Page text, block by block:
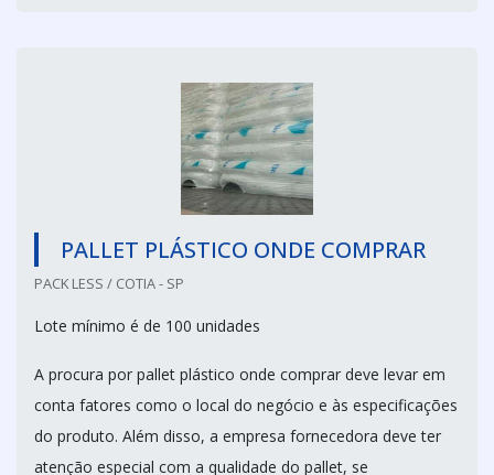
PALLET PLÁSTICO ONDE COMPRAR
PACK LESS / COTIA - SP
Lote mínimo é de 100 unidades
A procura por pallet plástico onde comprar deve levar em
conta fatores como o local do negócio e às especificações
do produto. Além disso, a empresa fornecedora deve ter
atenção especial com a qualidade do pallet, se